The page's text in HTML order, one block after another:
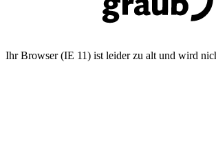
Ihr Browser (IE 11) ist leider zu alt und wird